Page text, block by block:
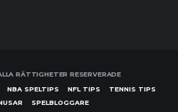
RÄTTIGHETER RESERVERADE
NBA SPELTIPS NFL TIPS
TENNIS TIPS
SPELBLOGGARE